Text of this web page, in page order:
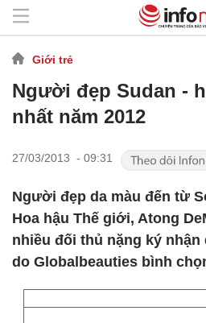
Giới trẻ
Người đẹp Sudan -
nhất năm 2012
27/03/2013 - 09:31
Người đẹp da màu đến từ
Hoa hậu Thế giới, Atong
nhiều đối thủ nặng ký nhận
do Globalbeauties bình